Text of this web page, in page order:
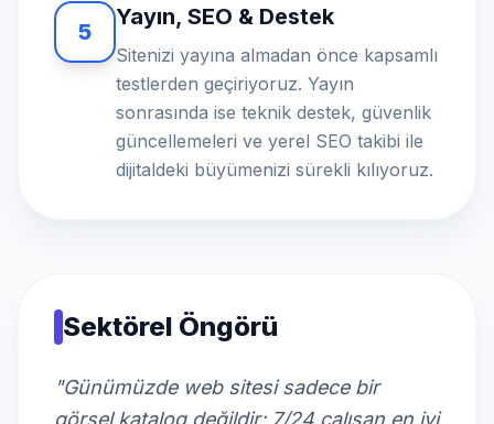
5
Yayın, SEO & Destek
Sitenizi yayına almadan önce kapsamlı
testlerden geçiriyoruz. Yayın
sonrasında ise teknik destek, güvenlik
güncellemeleri ve yerel SEO takibi ile
dijitaldeki büyümenizi sürekli kılıyoruz.
Sektörel Öngörü
"Günümüzde web sitesi sadece bir
görsel katalog değildir; 7/24 çalışan en iyi